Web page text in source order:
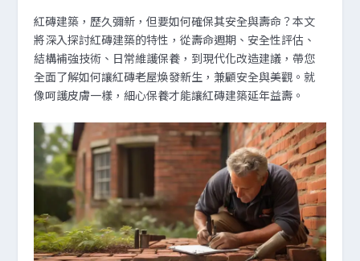
紅磚建築，歷久彌新，但要如何確保其安全與壽命？本文
將深入探討紅磚建築的特性，從壽命週期、安全性評估、
結構補強技術、日常維護保養，到現代化改造建議，帶您
全面了解如何讓紅磚老屋煥發新生，兼顧安全與美觀。就
像呵護皮膚一樣，細心保養才能讓紅磚建築延年益壽。